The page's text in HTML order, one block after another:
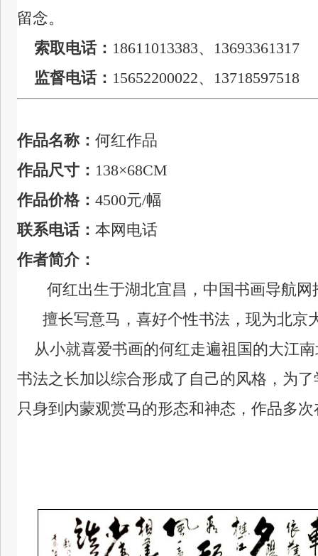
留念。
索取电话： 18611013383、 13693361317
监督电话： 15652200022、13718597518
作品名称： 何红作品
作品尺寸： 138×68CM
作品价格： 4500元/幅
联系电话： 本网电话
作者简介：
何红出生于湖北宜昌，中国书画导航
擅长写意马，喜好个性书法，现为北京
从小就喜爱书画的何红走遍祖国的大江
书法之长加以综合形成了自己的风格，为
只身到内蒙观赏马的形态和神态，作品多